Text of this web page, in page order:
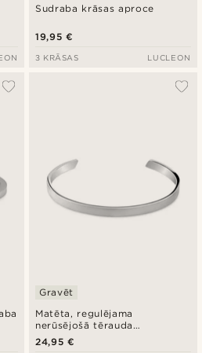
Sudraba krāsas aproce
19,95 €
3 KRĀSAS LUCLEON
Matēta, regulējama
nerūsējošā tērauda
rokassprādze sudraba krāsā,
5 mm
Gravēt
24,95 €